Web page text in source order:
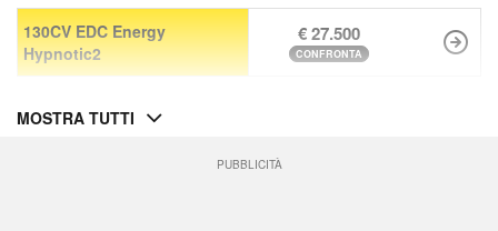
130CV EDC Energy
Hypnotic2
€ 27.500
CONFRONTA
MOSTRA TUTTI
PUBBLICITÀ